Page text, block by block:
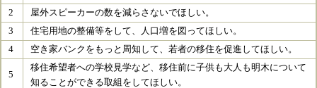
2
屋外スピーカーの数を減らさないでほしい​。
3
住宅用地の整備等をして、人口増を図ってほしい​。
4
空き家バンクをもっと周知して、若者の移住を促進してほしい​。
5
移住希望者への学校見学など、移住前に子供も大人も明木について
知ることができる取組をしてほしい​。